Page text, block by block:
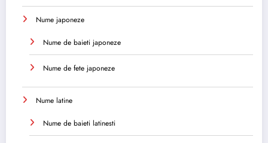
Nume japoneze
Nume de baieti japoneze
Nume de fete japoneze
Nume latine
Nume de baieti latinesti